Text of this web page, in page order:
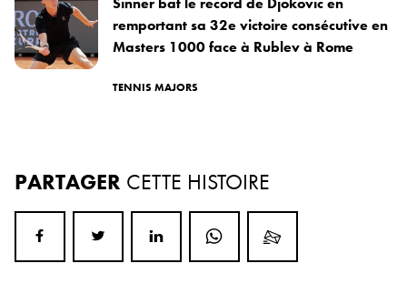
remportant sa 32e victoire consécutive en
Masters 1000 face à Rublev à Rome
TENNIS MAJORS
PARTAGER CETTE HISTOIRE